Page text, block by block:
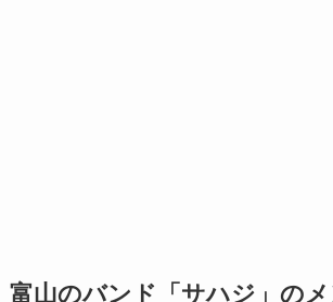
富山のバンド「サハジ」のメ